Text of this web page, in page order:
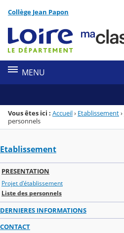
Menu de la rubrique
Contenu
Collège Jean Papon
MENU
Vous êtes ici : Accueil› Etablissement›
personnels
Etablissement
PRESENTATION
Projet d'établissement
Liste des personnels
DERNIERES INFORMATIONS
CONTACT